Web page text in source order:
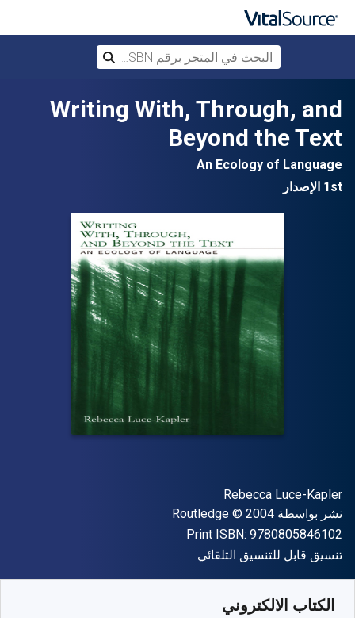
تخطي إلى المحتوى الرئيسي
Writing With, Through, and
Beyond the Text
An Ecology of Language
1st الإصدار
المؤلف (المؤلفون)
Rebecca Luce-Kapler
الناشر
نشر بواسطة Routledge
حقوق الطبع والنشر © 2004
Print ISBN: 9780805846102
شكل
تنسيق قابل للتنسيق التلقائي
الكتاب الالكتروني